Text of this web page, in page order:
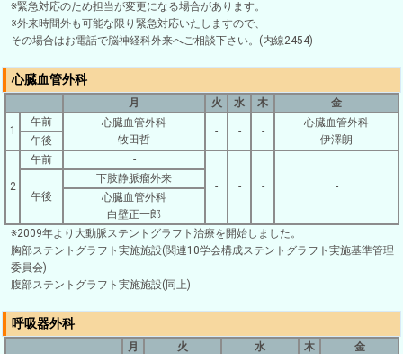
※緊急対応のため担当が変更になる場合があります。
※外来時間外も可能な限り緊急対応いたしますので、
その場合はお電話で脳神経科外来へご相談下さい。(内線2454)
心臓血管外科
月 火 水 木 金
1
午前
心臓血管外科
牧田哲
- - -
心臓血管外科
伊澤朗
午後
2
午前 -
- - - -
午後
下肢静脈瘤外来
心臓血管外科
白壁正一郎
※2009年より大動脈ステントグラフト治療を開始しました。
胸部ステントグラフト実施施設(関連10学会構成ステントグラフト実施基準管理
委員会)
腹部ステントグラフト実施施設(同上)
呼吸器外科
月 火 水 木 金